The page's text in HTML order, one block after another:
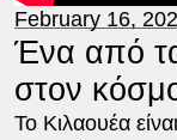
February 16,
Ένα από
στον
Το Κιλαουέα